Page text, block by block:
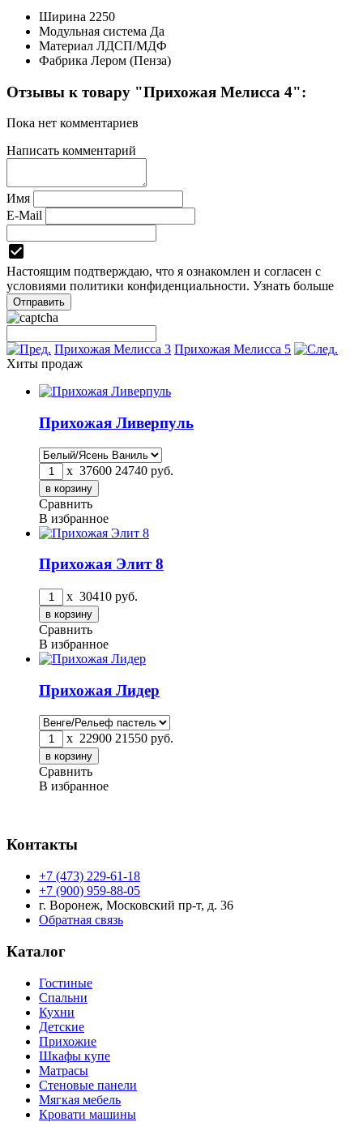
Ширина 2250
Модульная система Да
Материал ЛДСП/МДФ
Фабрика Лером (Пенза)
Отзывы к товару "Прихожая Мелисса 4":
Пока нет комментариев
Написать комментарий
Имя
E-Mail
Настоящим подтверждаю, что я ознакомлен и согласен с
условиями политики конфиденциальности. Узнать больше
Прихожая Мелисса 3 Прихожая Мелисса 5
Хиты продаж
Прихожая Ливерпуль
x 37600 24740 руб.
Сравнить
В избранное
Прихожая Элит 8
x 30410 руб.
Сравнить
В избранное
Прихожая Лидер
x 22900 21550 руб.
Сравнить
В избранное
Контакты
+7 (473) 229-61-18
+7 (900) 959-88-05
г. Воронеж, Московский пр-т, д. 36
Обратная связь
Каталог
Гостиные
Спальни
Кухни
Детские
Прихожие
Шкафы купе
Матрасы
Стеновые панели
Мягкая мебель
Кровати машины